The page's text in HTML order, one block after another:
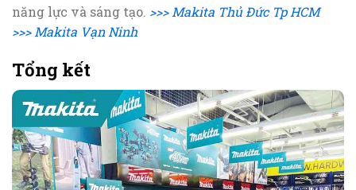
năng lực và sáng tạo. >>> Makita Thủ Đức Tp HCM
>>> Makita Vạn Ninh
Tổng kết